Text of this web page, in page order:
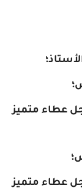
عطاء متميز
عطاء متميز